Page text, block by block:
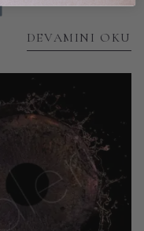
DEVAMINI OKU